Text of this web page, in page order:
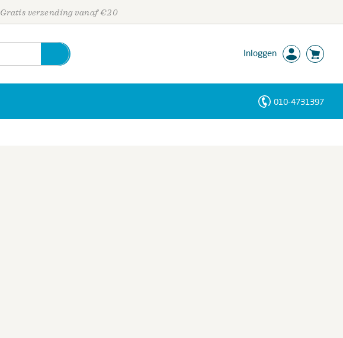
Gratis verzending vanaf €20
Inloggen
010-4731397
Personen